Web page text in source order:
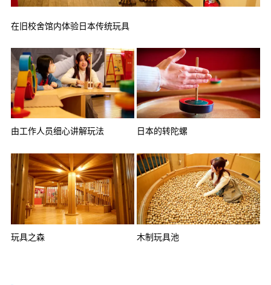
在旧校舍馆内体验日本传统玩具
由工作人员细心讲解玩法 日本的转陀螺
玩具之森 木制玩具池